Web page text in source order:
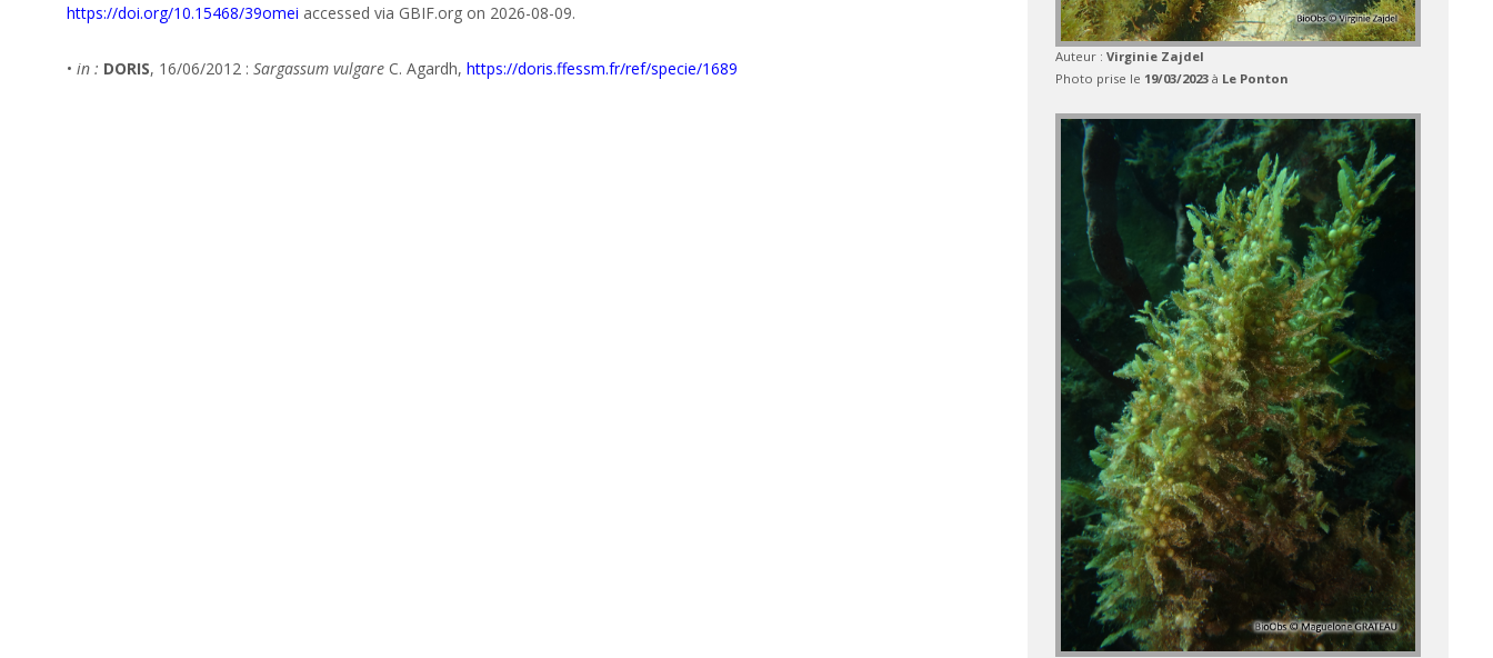
https://doi.org/10.15468/39omei accessed via GBIF.org on 2026-08-09.
• in : DORIS, 16/06/2012 : Sargassum vulgare C. Agardh, https://doris.ffessm.fr/ref/specie/1689
Auteur : Virginie Zajdel
Photo prise le 19/03/2023à Le Ponton